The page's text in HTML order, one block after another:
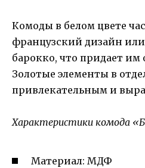
Комоды в белом цвете
французский дизайн
барокко, что придает
Золотые элементы в
привлекательным и
Характеристики комода
Материал: МДФ